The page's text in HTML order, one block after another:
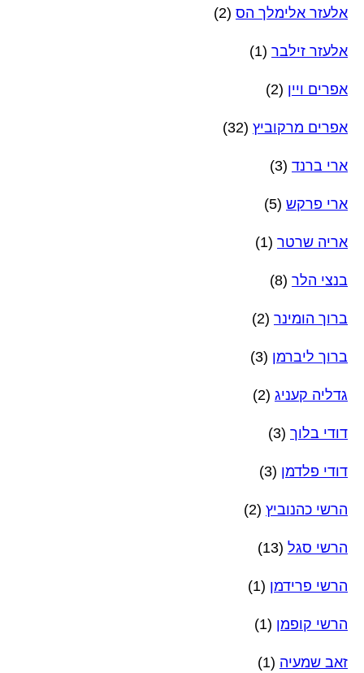
אלעזר אלימלך הס (2)
אלעזר זילבר (1)
אפרים ויין (2)
אפרים מרקוביץ (32)
ארי ברנד (3)
ארי פרקש (5)
אריה שרטר (1)
בנצי הלר (8)
ברוך הומינר (2)
ברוך ליברמן (3)
גדליה קעניג (2)
דודי בלוך (3)
דודי פלדמן (3)
הרשי כהנוביץ (2)
הרשי סגל (13)
הרשי פרידמן (1)
הרשי קופמן (1)
זאב שמעיה (1)